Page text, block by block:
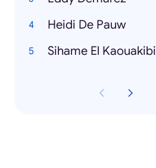
Heidi De Pauw
Sihame El Kaouakibi